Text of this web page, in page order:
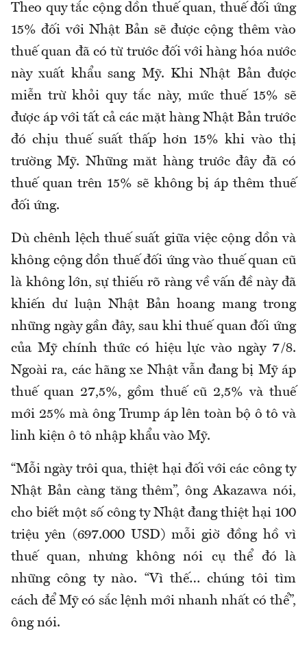
Theo quy tắc cộng dồn thuế quan, thuế đối ứng
15% đối với Nhật Bản sẽ được cộng thêm vào
thuế quan đã có từ trước đối với hàng hóa nước
này xuất khẩu sang Mỹ. Khi Nhật Bản được
miễn trừ khỏi quy tắc này, mức thuế 15% sẽ
được áp với tất cả các mặt hàng Nhật Bản trước
đó chịu thuế suất thấp hơn 15% khi vào thị
trường Mỹ. Những măt hàng trước đây đã có
thuế quan trên 15% sẽ không bị áp thêm thuế
đối ứng.
Dù chênh lệch thuế suất giữa việc cộng dồn và
không cộng dồn thuế đối ứng vào thuế quan cũ
là không lớn, sự thiếu rõ ràng về vấn đề này đã
khiến dư luận Nhật Bản hoang mang trong
những ngày gần đây, sau khi thuế quan đối ứng
của Mỹ chính thức có hiệu lực vào ngày 7/8.
Ngoài ra, các hãng xe Nhật vẫn đang bị Mỹ áp
thuế quan 27,5%, gồm thuế cũ 2,5% và thuế
mới 25% mà ông Trump áp lên toàn bộ ô tô và
linh kiện ô tô nhập khẩu vào Mỹ.
“Mỗi ngày trôi qua, thiệt hại đối với các công ty
Nhật Bản càng tăng thêm”, ông Akazawa nói,
cho biết một số công ty Nhật đang thiệt hại 100
triệu yên (697.000 USD) mỗi giờ đồng hồ vì
thuế quan, nhưng không nói cụ thể đó là
những công ty nào. “Vì thế… chúng tôi tìm
cách để Mỹ có sắc lệnh mới nhanh nhất có thể”,
ông nói.